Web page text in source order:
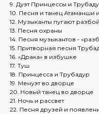
9. Дуэт Принцессы и
10. Песня и танец Атаманши
12. Музыканты пугают
13. Песня охраны
14. Песня музыкантов -
15. Притворная песня
16. «Драка» в избушке
17. Туш
18. Принцесса и Трубадур
19. Менуэт во дворце
20. Новый танец во дворце
21. Ночь и рассвет
22. Песня друзей и